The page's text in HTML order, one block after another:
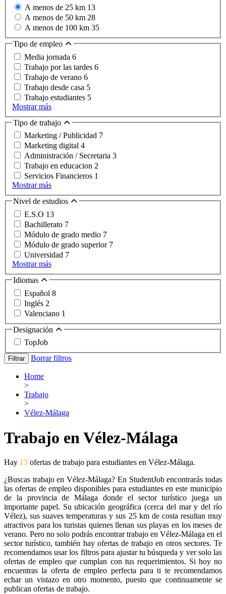
A menos de 25 km 13
A menos de 50 km 28
A menos de 100 km 35
Tipo de empleo
Media jornada 6
Trabajo por las tardes 6
Trabajo de verano 6
Trabajo desde casa 5
Trabajo estudiantes 5
Mostrar más
Tipo de trabajo
Marketing / Publicidad 7
Marketing digital 4
Administración / Secretaria 3
Trabajo en educacion 2
Servicios Financieros 1
Mostrar más
Nivel de estudios
E.S.O 13
Bachillerato 7
Módulo de grado medio 7
Módulo de grado superior 7
Universidad 7
Mostrar más
Idiomas
Español 8
Inglés 2
Valenciano 1
Designación
TopJob
Filtrar Borrar filtros
Home
>
Trabajo
>
Vélez-Málaga
Trabajo en Vélez-Málaga
Hay 13 ofertas de trabajo para estudiantes en Vélez-Málaga.
¿Buscas trabajo en Vélez-Málaga? En StudentJob encontrarás todas
las ofertas de empleo disponibles para estudiantes en este municipio
de la provincia de Málaga donde el sector turístico juega un
importante papel. Su ubicación geográfica (cerca del mar y del río
Vélez), sus suaves temperaturas y sus 25 km de costa resultan muy
atractivos para los turistas quienes llenan sus playas en los meses de
verano. Pero no solo podrás encontrar trabajo en Vélez-Málaga en el
sector turístico, también hay ofertas de trabajo en otros sectores. Te
recomendamos usar los filtros para ajustar tu búsqueda y ver solo las
ofertas de empleo que cumplan con tus requerimientos. Si hoy no
encuentras la oferta de empleo perfecta para ti te recomendamos
echar un vistazo en otro momento, puesto que continuamente se
publican ofertas de trabajo.